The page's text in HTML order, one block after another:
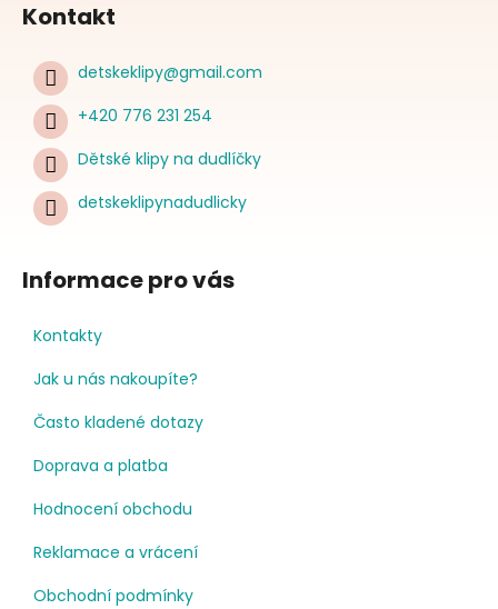
Kontakt
detskeklipy@gmail.com
+420 776 231 254
Dětské klipy na dudlíčky
detskeklipynadudlicky
Informace pro vás
Kontakty
Jak u nás nakoupíte?
Často kladené dotazy
Doprava a platba
Hodnocení obchodu
Reklamace a vrácení
Obchodní podmínky